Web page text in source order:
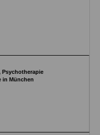
Psychotherapie
in München